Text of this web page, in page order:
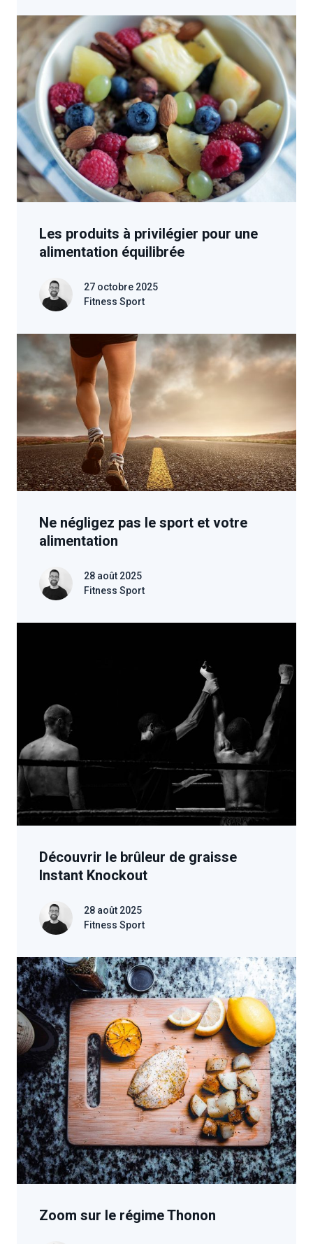
Les produits à privilégier pour une
alimentation équilibrée
27 octobre 2025
Fitness Sport
Ne négligez pas le sport et votre
alimentation
28 août 2025
Fitness Sport
Découvrir le brûleur de graisse
Instant Knockout
28 août 2025
Fitness Sport
Zoom sur le régime Thonon